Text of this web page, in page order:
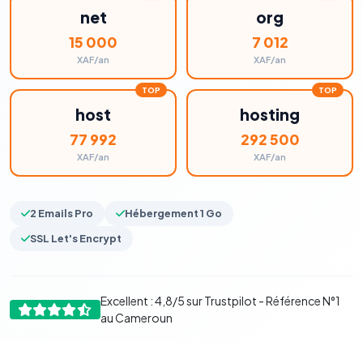
net
15 000
XAF/an
org
7 012
XAF/an
host
77 992
XAF/an
hosting
292 500
XAF/an
2 Emails Pro
Hébergement 1 Go
SSL Let's Encrypt
Excellent : 4,8/5 sur Trustpilot - Référence N°1
au Cameroun